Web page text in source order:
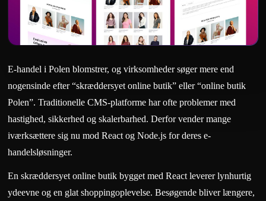
E-handel i Polen blomstrer, og virksomheder søger mere end
nogensinde efter “skræddersyet online butik” eller “online butik
Polen”. Traditionelle CMS-platforme har ofte problemer med
hastighed, sikkerhed og skalerbarhed. Derfor vender mange
iværksættere sig nu mod React og Node.js for deres e-
handelsløsninger.
En skræddersyet online butik bygget med React leverer lynhurtig
ydeevne og en glat shoppingoplevelse. Besøgende bliver længere,